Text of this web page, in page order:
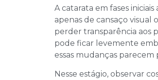
A catarata em fases
apenas de cansaço visual
perder transparência aos
pode ficar levemente
essas mudanças
Nesse estágio, observar